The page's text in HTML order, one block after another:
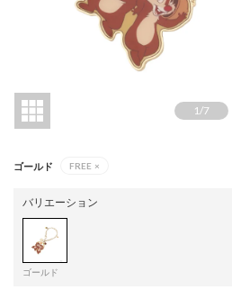
1/7
ゴールド FREE ×
バリエーション
ゴールド